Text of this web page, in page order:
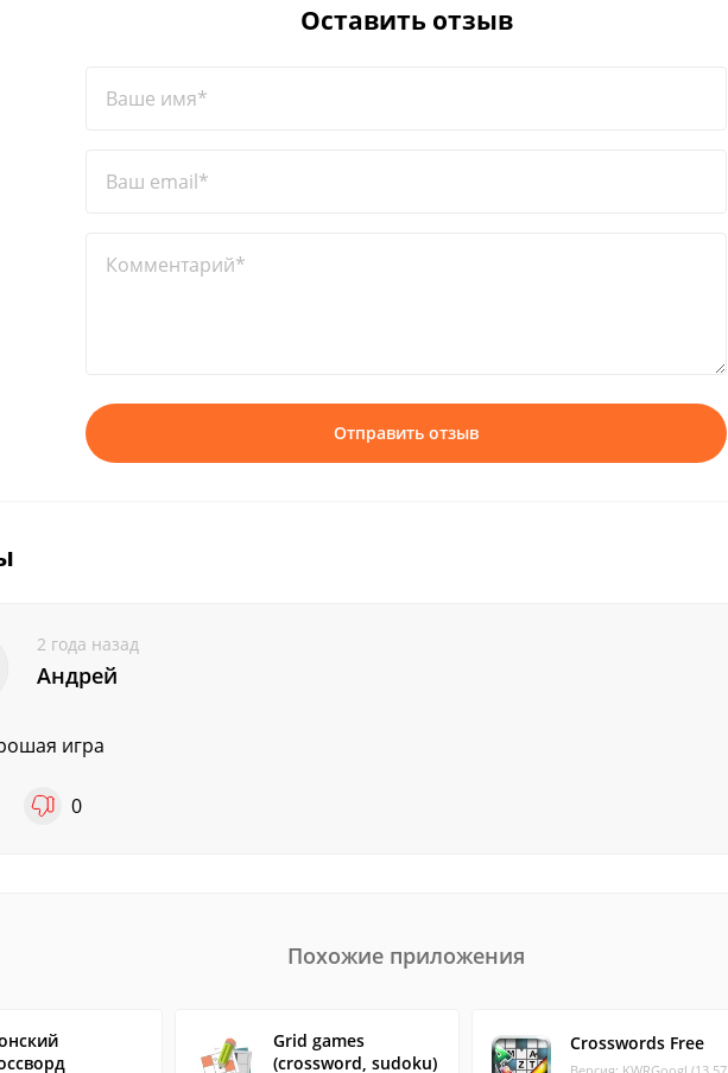
Оставить отзыв
Ваше имя*
Ваш email*
Комментарий*
Отправить отзыв
2 года назад
Андрей
игра
0
Похожие приложения
Grid games
(crossword, sudoku)
Crosswords Free